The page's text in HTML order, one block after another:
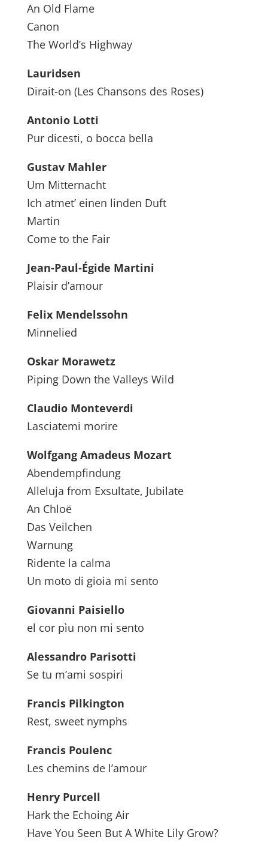
An Old Flame
Canon
The World’s Highway
Lauridsen
Dirait-on (Les Chansons des Roses)
Antonio Lotti
Pur dicesti, o bocca bella
Gustav Mahler
Um Mitternacht
Ich atmet’ einen linden Duft
Martin
Come to the Fair
Jean-Paul-Égide Martini
Plaisir d’amour
Felix Mendelssohn
Minnelied
Oskar Morawetz
Piping Down the Valleys Wild
Claudio Monteverdi
Lasciatemi morire
Wolfgang Amadeus Mozart
Abendempfindung
Alleluja from Exsultate, Jubilate
An Chloë
Das Veilchen
Warnung
Ridente la calma
Un moto di gioia mi sento
Giovanni Paisiello
el cor pìu non mi sento
Alessandro Parisotti
Se tu m’ami sospiri
Francis Pilkington
Rest, sweet nymphs
Francis Poulenc
Les chemins de l’amour
Henry Purcell
Hark the Echoing Air
Have You Seen But A White Lily Grow?